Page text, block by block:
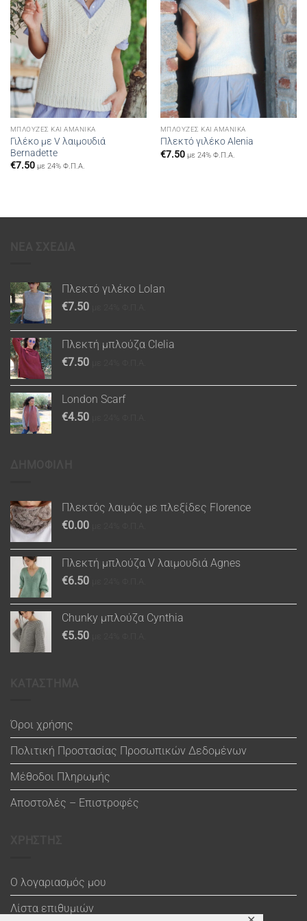
ΜΠΛΟΎΖΕΣ ΚΑΙ ΑΜΆΝΙΚΑ
Γιλέκο με V λαιμουδιά
Bernadette
€7.50 με 24% Φ.Π.Α.
ΜΠΛΟΎΖΕΣ ΚΑΙ ΑΜΆΝΙΚΑ
Πλεκτό γιλέκο Alenia
€7.50 με 24% Φ.Π.Α.
Πλεκτό γιλέκο Lolan
€7.50
Πλεκτή μπλούζα Clelia
€7.50
London Scarf
€4.50
Πλεκτός λαιμός με πλεξίδες Florence
€0.00
Πλεκτή μπλούζα V λαιμουδιά Agnes
€6.50
Chunky μπλούζα Cynthia
€5.50
Όροι χρήσης
Πολιτική Προστασίας Προσωπικών Δεδομένων
Μέθοδοι Πληρωμής
Αποστολές – Επιστροφές
Ο λογαριασμός μου
Λίστα επιθυμιών